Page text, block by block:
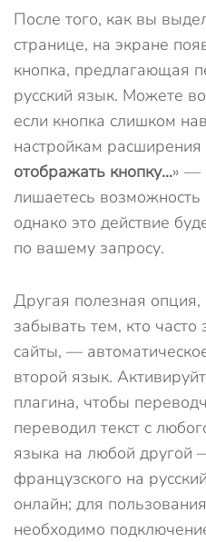
После того, как вы
странице, на экране
кнопка, предлагающая
русский язык. Можете
если кнопка слишком
настройкам
отображать кнопку…» —
лишаетесь возможность
однако это действие
по вашему запросу.
Другая полезная опция,
забывать тем, кто
сайты, —
второй язык.
плагина, чтобы
переводил текст с
языка на любой другой
французского на
онлайн; для
необходимо